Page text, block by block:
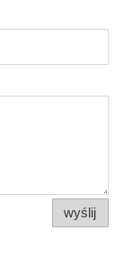
wyślij